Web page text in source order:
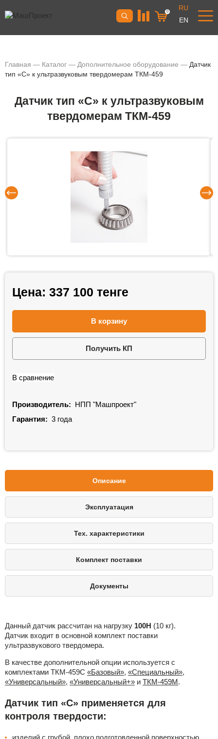
0
RU
EN
Главная — Каталог — Дополнительное оборудование — Датчик
тип «C» к ультразвуковым твердомерам ТКМ-459
Датчик тип «C» к ультразвуковым
твердомерам ТКМ-459
Цена: 337 100 тенге
В корзину
Получить КП
В сравнение
Производитель: НПП "Машпроект"
Гарантия: 3 года
Описание
Эксплуатация
Тех. характеристики
Комплект поставки
Документы
Данный датчик рассчитан на нагрузку 100Н (10 кг).
Датчик входит в основной комплект поставки
ультразвукового твердомера.
В качестве дополнительной опции используется с
комплектами ТКМ-459C «Базовый», «Специальный»,
«Универсальный», «Универсальный+» и ТКМ-459М.
Датчик тип «C» применяется для
контроля твердости:
изделий с грубой, плохо подготовленной поверхностью,